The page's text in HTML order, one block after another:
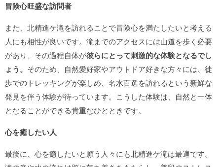
冒険心旺盛な訪問者
また、北精進ケ滝を訪れることで冒険心を満たしたいと考える
人にも相性が良いです。滝までのアクセスには山道を歩く必要
があり、その過程自体が彼らにとって刺激的な体験となるでし
ょう。 そのため、自然愛好家やアウトドア好きな方々には、徒
歩でのトレッキングが楽しめ、名水百選を訪れるという新鮮な
発見を伴う体験が待っています。こうした体験は、自然と一体
となることができる貴重なひとときです。
心を癒したい人
最後に、心を癒したいと願う人々にも北精進ケ滝は最適です。